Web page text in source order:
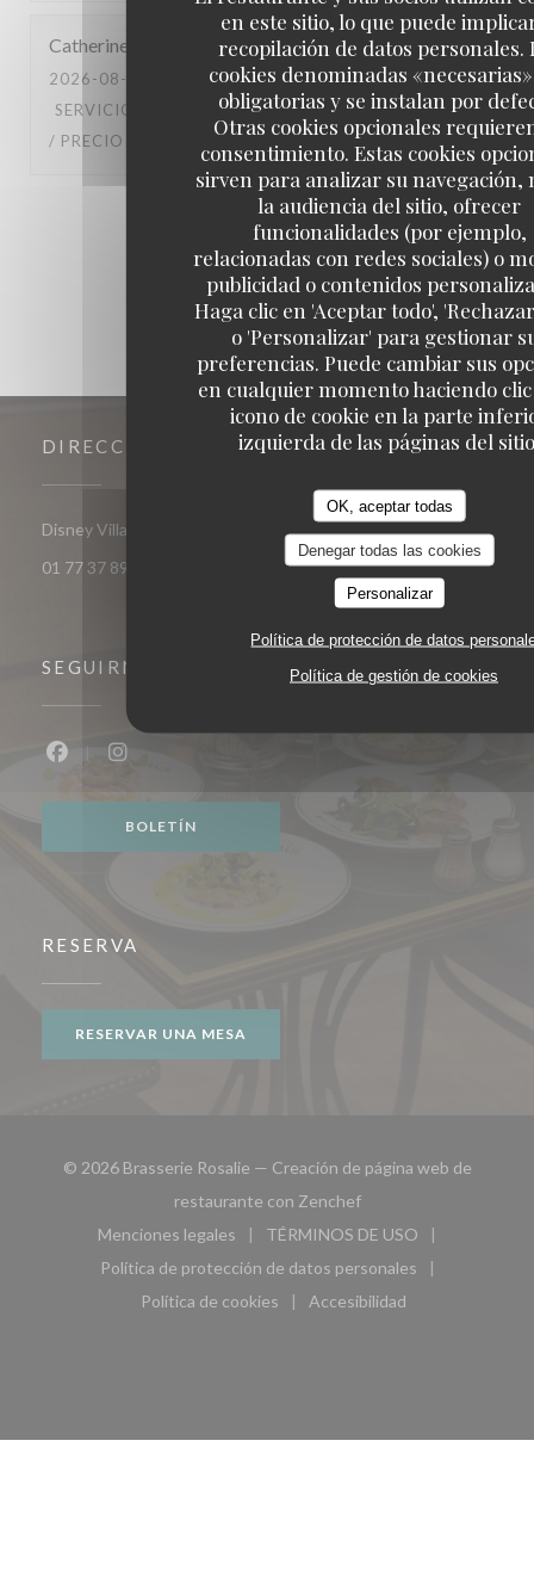
en este sitio, lo que puede
recopilación de datos personales.
cookies denominadas
obligatorias y se instalan por
Otras cookies opcionales
consentimiento. Estas cookies
sirven para analizar su navegación,
la audiencia del sitio, ofrecer
funcionalidades (por ejemplo,
relacionadas con redes sociales) o
publicidad o contenidos
Haga clic en 'Aceptar todo',
o 'Personalizar' para gestionar
preferencias. Puede cambiar sus
en cualquier momento haciendo
icono de cookie en la parte
izquierda de las páginas del
OK, aceptar todas
Denegar todas las cookies
Personalizar
Política de protección de datos
Política de gestión de cookies
Catherine
2026-08-01
- 20:30 - INVITADOS 2
SERVICIO
AMBIENTE: 5/5 MENÚ: 5/5 CALIDAD
/ PRECIO
2 3
DIRECCIÓN
Disney Village 77700 Chessy
((abre en una nueva ventana))
01 77 37 89 14
SEGUIRNOS
BOLETÍN
RESERVA
RESERVAR UNA MESA
© 2026 Brasserie Rosalie — Creación de página web de
restaurante con Zenchef((abre en una nueva
Menciones legales
((abre en una nueva ventana))
TÉRMINOS DE USO
((abre en una nueva
Política de protección de datos personales
((abre en una nueva ventana))
Política de cookies
((abre en una nueva ventana))
Accesibilidad